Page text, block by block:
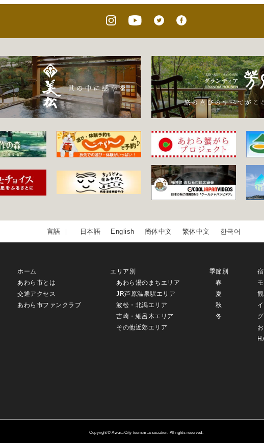
日本語 English 簡体中文 繁体中文 한국어
ホーム
あわら市とは
交通アクセス
あわら市ファンクラブ
エリア別
あわら湯のまちエリア
JR芦原温泉駅エリア
波松・北潟エリア
吉崎・細呂木エリア
その他近郊エリア
季節別
春
夏
秋
冬
Copyright © Awara City tourism association. All rights reserved.